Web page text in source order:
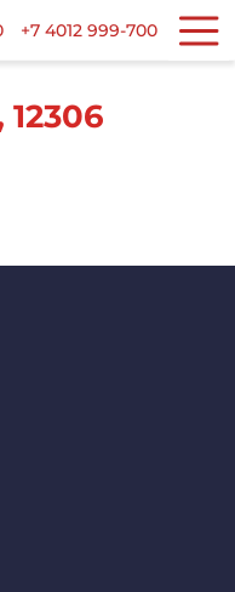
+7 4012 999-700